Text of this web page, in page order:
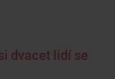
dvacet lidí se